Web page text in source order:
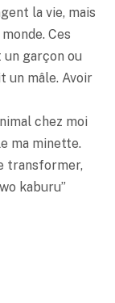
la vie, mais
Ces
un garçon ou
un mâle. Avoir
chez moi
ma minette.
transformer,
kaburu”